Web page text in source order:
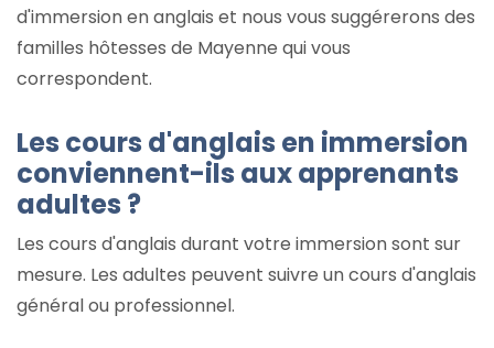
d'immersion en anglais et nous vous suggérerons des
familles hôtesses de Mayenne qui vous
correspondent.
Les cours d'anglais en immersion
conviennent-ils aux apprenants
adultes ?
Les cours d'anglais durant votre immersion sont sur
mesure. Les adultes peuvent suivre un cours d'anglais
général ou professionnel.